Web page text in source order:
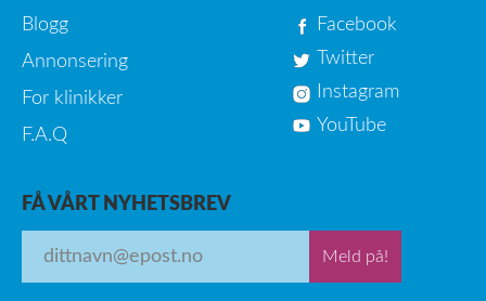
Blogg
Annonsering
For klinikker
F.A.Q
Facebook
Twitter
Instagram
YouTube
FÅ VÅRT NYHETSBREV
Meld på!